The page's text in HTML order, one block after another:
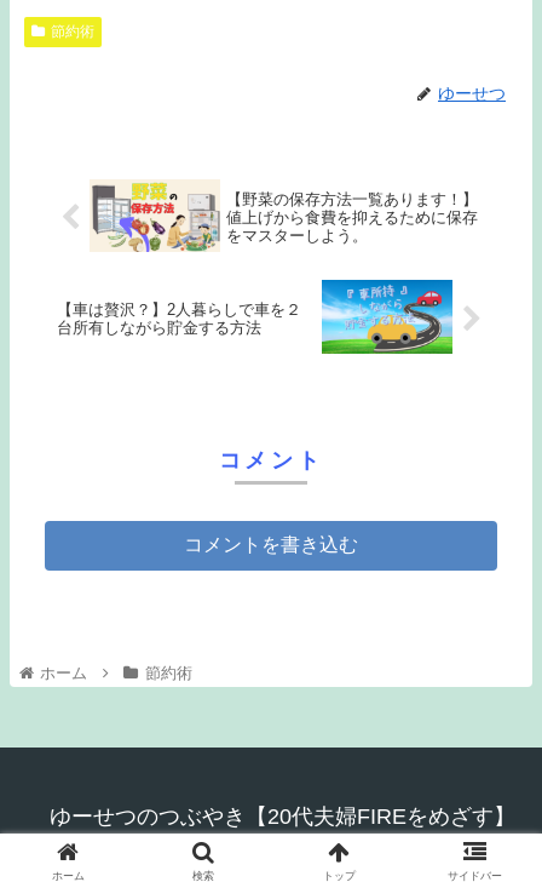
節約術
ゆーせつ
【野菜の保存方法一覧あります！】
値上げから食費を抑えるために保存
をマスターしよう。
【車は贅沢？】2人暮らしで車を２
台所有しながら貯金する方法
コメント
コメントを書き込む
ホーム 節約術
ゆーせつのつぶやき【20代夫婦FIREをめざす】
© 2023 ゆーせつのつぶやき【20代夫婦FIREをめざす】.
ホーム 検索 トップ サイドバー